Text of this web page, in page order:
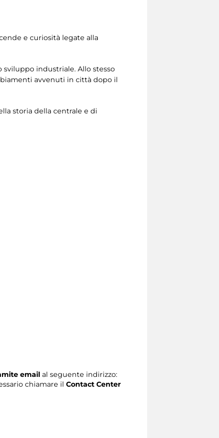
e curiosità legate alla
industriale. Allo stesso
avvenuti in città dopo il
storia della centrale e di
email al seguente indirizzo:
chiamare il Contact Center